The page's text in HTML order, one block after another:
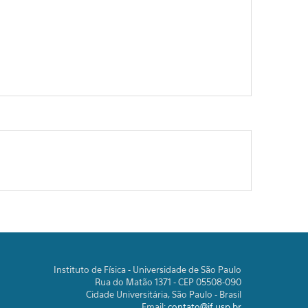
Instituto de Física - Universidade de São Paulo
Rua do Matão 1371 - CEP 05508-090
Cidade Universitária, São Paulo - Brasil